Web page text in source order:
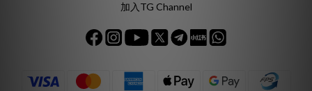
加入TG Channel